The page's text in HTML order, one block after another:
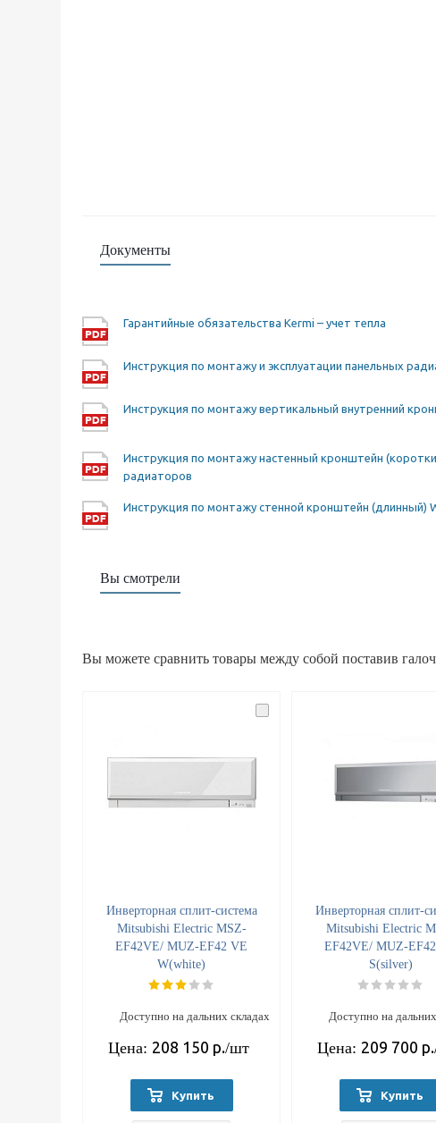
Документы
Гарантийные обязательства Kermi – учет тепла
Инструкция по монтажу и эксплуатации панельных
Инструкция по монтажу вертикальный внутренний
Инструкция по монтажу настенный кронштейн
радиаторов
Инструкция по монтажу стенной кронштейн (длинный)
Вы смотрели
Вы можете сравнить товары между собой поставив
Инверторная сплит-система
Mitsubishi Electric MSZ-
EF42VE/ MUZ-EF42 VE
W(white)
Доступно на дальних складах
Цена: 208 150 р./шт
Купить
Инверторная сплит-
Mitsubishi Electric
EF42VE/ MUZ-
S(silver)
Доступно на
Цена: 209 700 р.
Купить